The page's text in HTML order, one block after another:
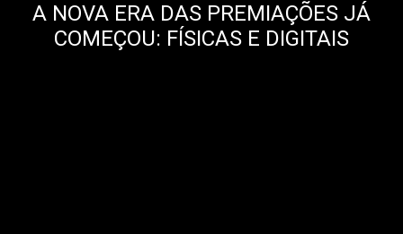
A NOVA ERA DAS PREMIAÇÕES JÁ
COMEÇOU: FÍSICAS E DIGITAIS